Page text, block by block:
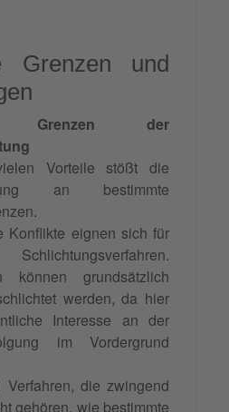
Grenzen und
Grenzen der
Vorteile stößt die
an bestimmte
Konflikte eignen sich für
können grundsätzlich
werden, da hier
Interesse an der
im Vordergrund
die zwingend
gehören, wie bestimmte